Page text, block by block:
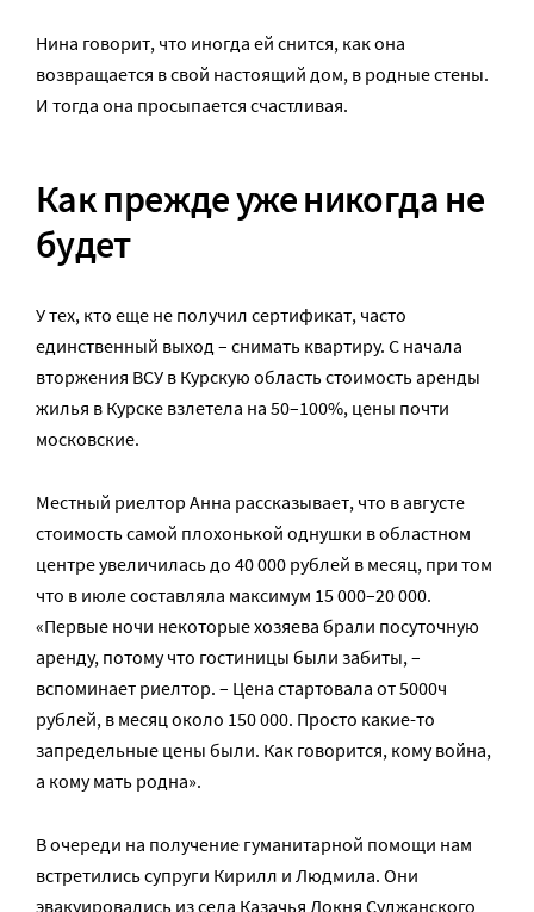
Нина говорит, что иногда ей снится, как она
возвращается в свой настоящий дом, в родные стены.
И тогда она просыпается счастливая.
Как прежде уже никогда не
будет
У тех, кто еще не получил сертификат, часто
единственный выход – снимать квартиру. С начала
вторжения ВСУ в Курскую область стоимость аренды
жилья в Курске взлетела на 50–100%, цены почти
московские.
Местный риелтор Анна рассказывает, что в августе
стоимость самой плохонькой однушки в областном
центре увеличилась до 40 000 рублей в месяц, при том
что в июле составляла максимум 15 000–20 000.
«Первые ночи некоторые хозяева брали посуточную
аренду, потому что гостиницы были забиты, –
вспоминает риелтор. – Цена стартовала от 5000ч
рублей, в месяц около 150 000. Просто какие-то
запредельные цены были. Как говорится, кому война,
а кому мать родна».
В очереди на получение гуманитарной помощи нам
встретились супруги Кирилл и Людмила. Они
эвакуировались из села Казачья Локня Суджанского